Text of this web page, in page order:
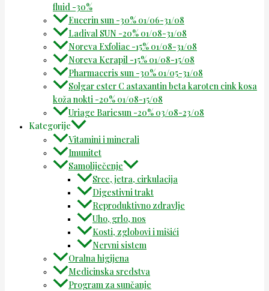
fluid -30%
Eucerin sun -30% 01/06-31/08
Ladival SUN -20% 01/08-31/08
Noreva Exfoliac -15% 01/08-31/08
Noreva Kerapil -15% 01/08-15/08
Pharmaceris sun -30% 01/05-31/08
Solgar ester C astaxantin beta karoten cink kosa
koža nokti -20% 01/08-15/08
Uriage Bariesun -20% 03/08-23/08
Kategorije
Vitamini i minerali
Imunitet
Samoliječenje
Srce, jetra, cirkulacija
Digestivni trakt
Reproduktivno zdravlje
Uho, grlo, nos
Kosti, zglobovi i mišići
Nervni sistem
Oralna higijena
Medicinska sredstva
Program za sunčanje